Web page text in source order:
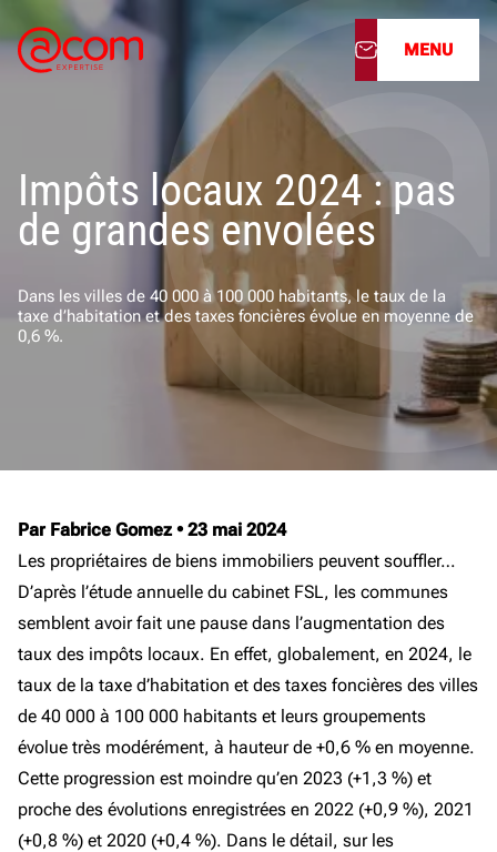
À propos
Nos services
Nos cabinets
Nos filiales
Actualités
MENU
Impôts locaux 2024 : pas
de grandes envolées
Dans les villes de 40 000 à 100 000 habitants, le taux de la
taxe d’habitation et des taxes foncières évolue en moyenne de
0,6 %.
Par Fabrice Gomez• 23 mai 2024
Les propriétaires de biens immobiliers peuvent souffler…
D’après l’étude annuelle du cabinet FSL, les communes
semblent avoir fait une pause dans l’augmentation des
taux des impôts locaux. En effet, globalement, en 2024, le
taux de la taxe d’habitation et des taxes foncières des villes
de 40 000 à 100 000 habitants et leurs groupements
évolue très modérément, à hauteur de +0,6 % en moyenne.
Cette progression est moindre qu’en 2023 (+1,3 %) et
proche des évolutions enregistrées en 2022 (+0,9 %), 2021
(+0,8 %) et 2020 (+0,4 %). Dans le détail, sur les